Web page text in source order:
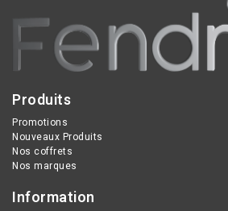
Produits
Promotions
Nouveaux Produits
Nos coffrets
Nos marques
Information